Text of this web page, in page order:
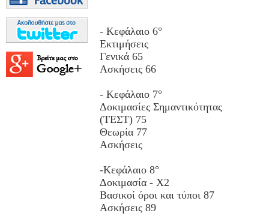
- Κεφάλαιο 6°
Εκτιμήσεις
Γενικά 65
Ασκήσεις 66
- Κεφάλαιο 7°
Δοκιμασίες Σημαντικότητας
(ΤΕΣΤ) 75
Θεωρία 77
Ασκήσεις
-Κεφάλαιο 8°
Δοκιμασία - Χ2
Βασικοί όροι και τύποι 87
Ασκήσεις 89